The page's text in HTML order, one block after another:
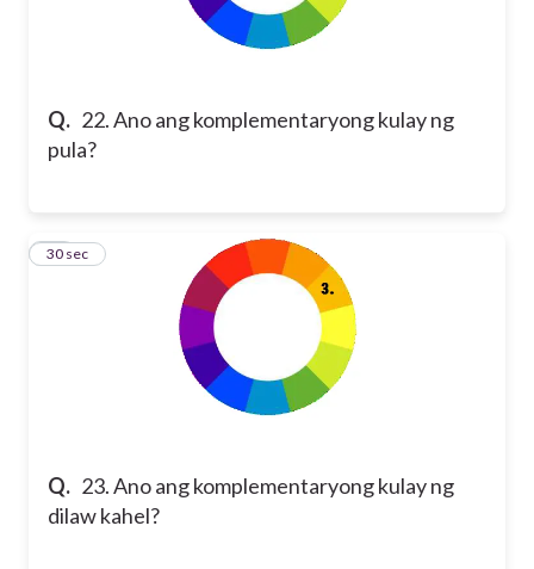
Q. 22. Ano ang komplementaryong kulay ng
pula?
Q. 23. Ano ang komplementaryong kulay ng
dilaw kahel?
23
30 sec